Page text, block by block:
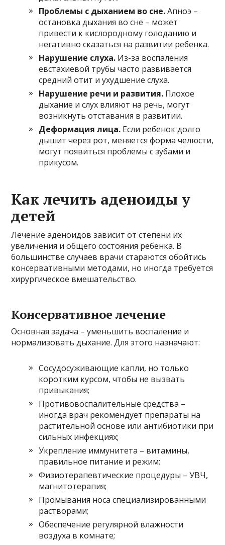
Проблемы с дыханием во сне.Апноэ –
остановка дыхания во сне – может
привести к кислородному голоданию и
негативно сказаться на развитии ребенка.
Нарушение слуха. Из-за воспаления
евстахиевой трубы часто развивается
средний отит и ухудшение слуха.
Нарушение речи и развития. Плохое
дыхание и слух влияют на речь, могут
возникнуть отставания в развитии.
Деформация лица. Если ребенок долго
дышит через рот, меняется форма челюсти,
могут появиться проблемы с зубами и
прикусом.
Как лечить аденоиды у
детей
Лечение аденоидов зависит от степени их
увеличения и общего состояния ребенка. В
большинстве случаев врачи стараются обойтись
консервативными методами, но иногда требуется
хирургическое вмешательство.
Консервативное лечение
Основная задача – уменьшить воспаление и
нормализовать дыхание. Для этого назначают:
Сосудосуживающие капли, но только
коротким курсом, чтобы не вызвать
привыкания;
Противовоспалительные средства –
иногда врач рекомендует препараты на
растительной основе или антибиотики при
сильных инфекциях;
Укрепление иммунитета – витамины,
правильное питание и режим;
Физиотерапевтические процедуры – УВЧ,
магнитотерапия;
Промывания носа специализированными
растворами;
Обеспечение регулярной влажности
воздуха в комнате;